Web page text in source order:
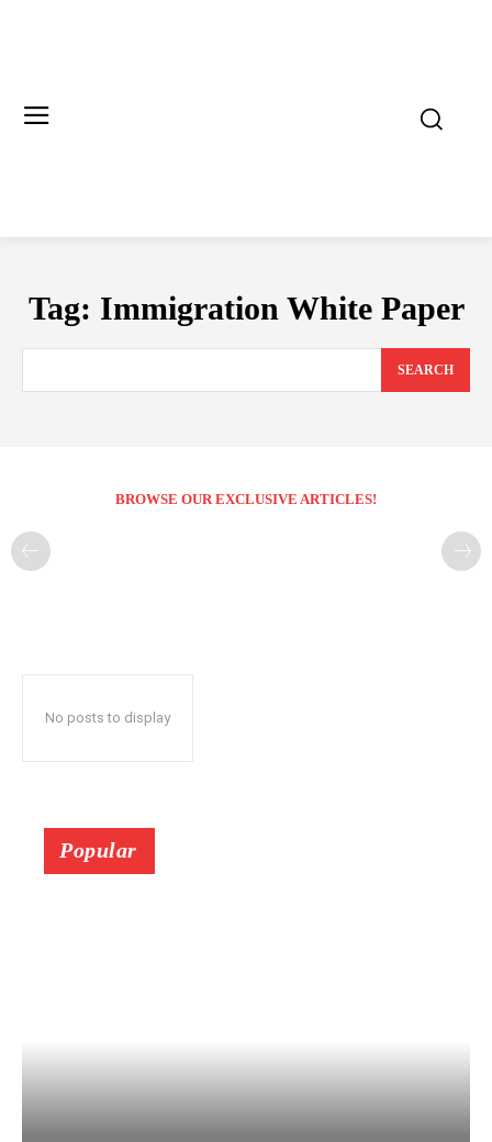
Tag: Immigration White Paper
SEARCH
BROWSE OUR EXCLUSIVE ARTICLES!
No posts to display
Popular